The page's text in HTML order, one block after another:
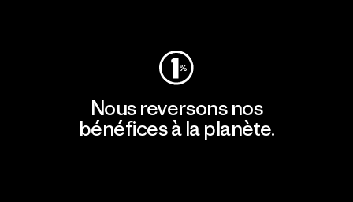
Nous reversons nos
bénéfices à la planète.